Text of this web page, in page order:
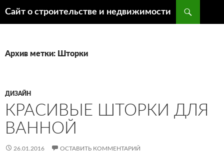
Сайт о строительстве и недвижимости
Архив метки: Шторки
ДИЗАЙН
КРАСИВЫЕ ШТОРКИ ДЛЯ
ВАННОЙ
26.01.2016 ОСТАВИТЬ КОММЕНТАРИЙ